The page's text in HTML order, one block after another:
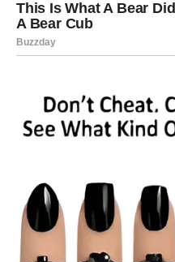
situaciju i objasni obe
ulogu „spasioca“ za sve –
dragoceni.
Kontakt sa osobom koju
lepe uspomene, ali i
Zdravlje i energija
Mentalna energija je jaka,